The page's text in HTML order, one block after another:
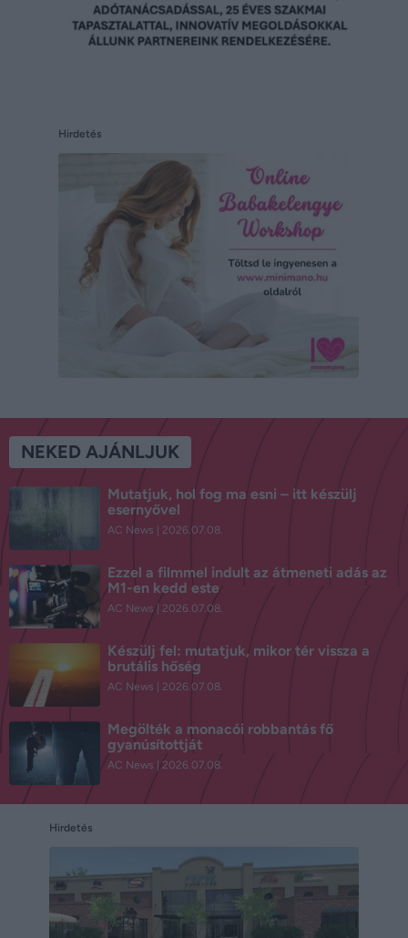
Hirdetés
NEKED AJÁNLJUK
Mutatjuk, hol fog ma esni – itt készülj
esernyővel
AC News 2026.07.08.
Ezzel a filmmel indult az átmeneti adás az
M1-en kedd este
AC News 2026.07.08.
Készülj fel: mutatjuk, mikor tér vissza a
brutális hőség
AC News 2026.07.08.
Megölték a monacói robbantás fő
gyanúsítottját
AC News 2026.07.08.
Hirdetés